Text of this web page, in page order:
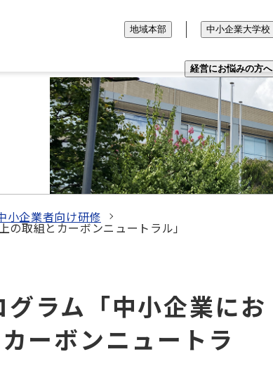
経営にお悩みの方へ
地域本部 中小企業大学校
小企業者向け研修
取組とカーボンニュートラル」
ラム「中小企業にお
ーボンニュートラ